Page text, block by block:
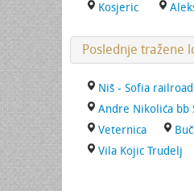
Kosjeric
Poslednje tražene
Niš - Sofia railroad
Andre Nikolića bb
Veternica
Vila Kojic Trudelj